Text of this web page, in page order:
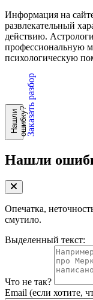
Информация на
развлекательный
действию.
профессиональную
психологическую
Н
а
ш
л
и
о
ш
и
б
к
у?Заказать разбор
Нашли
Опечатка,
смутило.
Выделенный текст:
Что не так?
Email (если хотите,